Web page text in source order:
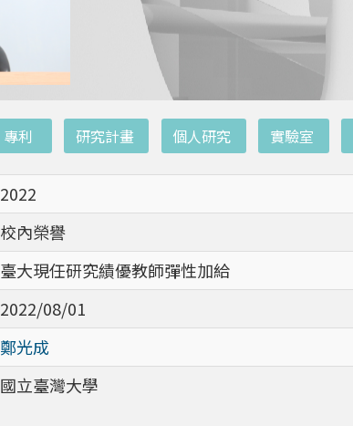
專利 研究計畫 個人研究 實驗室
2022
校內榮譽
臺大現任研究績優教師彈性加給
2022/08/01
鄭光成
國立臺灣大學